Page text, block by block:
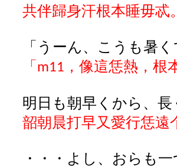
共伴歸身汗根本睡毋忒
「 うーん、 こうも 暑
「 m11 ，像這恁熱，根
明日も朝早くから、
韶朝晨打早又愛行恁遠
・・・よし、おらも